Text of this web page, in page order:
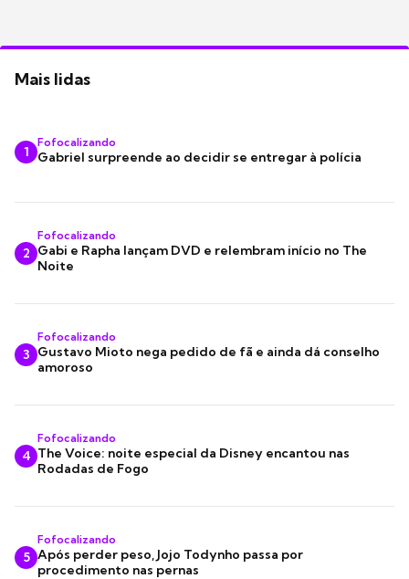
Mais lidas
1
Fofocalizando
Gabriel surpreende ao decidir se entregar à polícia
2
Fofocalizando
Gabi e Rapha lançam DVD e relembram início no The
Noite
3
Fofocalizando
Gustavo Mioto nega pedido de fã e ainda dá conselho
amoroso
4
Fofocalizando
The Voice: noite especial da Disney encantou nas
Rodadas de Fogo
5
Fofocalizando
Após perder peso, Jojo Todynho passa por
procedimento nas pernas